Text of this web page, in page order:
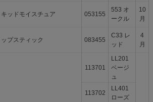
キッドモイスチュア 053155
553 オ
ークル
10
月
ップスティック 083455
C33 レ
ッド
4
月
113701
LL201
ベージ
ュ
113702
LL401
ローズ